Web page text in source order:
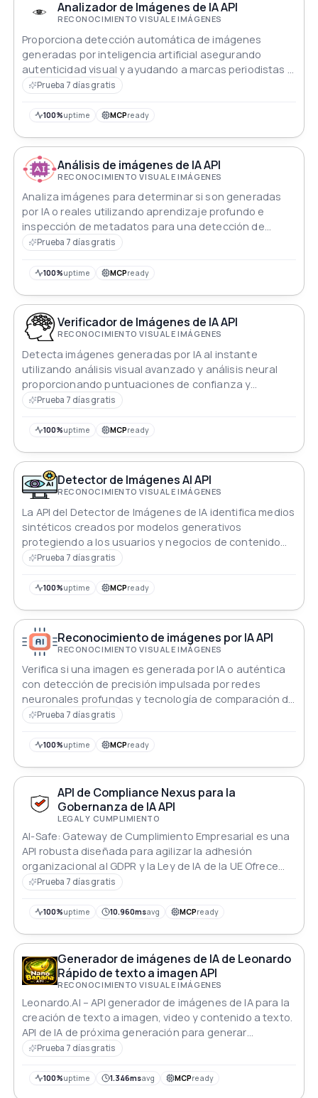
Analizador de Imágenes de IA API
RECONOCIMIENTO VISUAL E IMÁGENES
Proporciona detección automática de imágenes
generadas por inteligencia artificial asegurando
autenticidad visual y ayudando a marcas periodistas y
plataformas a combatir la desinformación en línea
Prueba 7 días gratis
100%uptime MCPready
Análisis de imágenes de IA API
RECONOCIMIENTO VISUAL E IMÁGENES
Analiza imágenes para determinar si son generadas
por IA o reales utilizando aprendizaje profundo e
inspección de metadatos para una detección de
autenticidad confiable en todas las plataformas
Prueba 7 días gratis
100%uptime MCPready
Verificador de Imágenes de IA API
RECONOCIMIENTO VISUAL E IMÁGENES
Detecta imágenes generadas por IA al instante
utilizando análisis visual avanzado y análisis neural
proporcionando puntuaciones de confianza y
verificación de autenticidad para la integridad de los
Prueba 7 días gratis
100%uptime MCPready
Detector de Imágenes AI API
RECONOCIMIENTO VISUAL E IMÁGENES
La API del Detector de Imágenes de IA identifica medios
sintéticos creados por modelos generativos
protegiendo a los usuarios y negocios de contenido
digital manipulado o falso
Prueba 7 días gratis
100%uptime MCPready
Reconocimiento de imágenes por IA API
RECONOCIMIENTO VISUAL E IMÁGENES
Verifica si una imagen es generada por IA o auténtica
con detección de precisión impulsada por redes
neuronales profundas y tecnología de comparación de
características multimodal
Prueba 7 días gratis
100%uptime MCPready
API de Compliance Nexus para la
Gobernanza de IA API
LEGAL Y CUMPLIMIENTO
AI-Safe: Gateway de Cumplimiento Empresarial es una
API robusta diseñada para agilizar la adhesión
organizacional al GDPR y la Ley de IA de la UE Ofrece
herramientas automatizadas para el cumplimiento de
informes regulatorios asegurando que las empresas
responsable mientras protegen la privacidad del
usuario Con monitoreo en tiempo real y
descubrimientos procesables AI-Safe empodera a las
empresas para navegar de manera efectiva los
complejos requisitos de cumplimiento
Prueba 7 días gratis
100%uptime 10.960msavg MCPready
Generador de imágenes de IA de Leonardo
Rápido de texto a imagen API
RECONOCIMIENTO VISUAL E IMÁGENES
Leonardo.AI – API generador de imágenes de IA para la
creación de texto a imagen, video y contenido a texto.
API de IA de próxima generación para generar
imágenes, videos, texto, música, código, modelos de
comparación con Deepseek, Faceswap, Gibili, OpenAI,
Prueba 7 días gratis
100%uptime 1.346msavg MCPready